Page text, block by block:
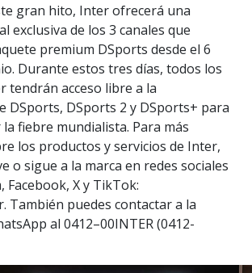
gran hito, Inter ofrecerá una
exclusiva de los 3 canales que
premium DSports desde el 6
Durante estos tres días, todos los
tendrán acceso libre a la
DSports, DSports 2 y DSports+ para
fiebre mundialista. Para más
los productos y servicios de Inter,
o sigue a la marca en redes sociales
Facebook, X y TikTok:
También puedes contactar a la
al 0412–00INTER (0412-